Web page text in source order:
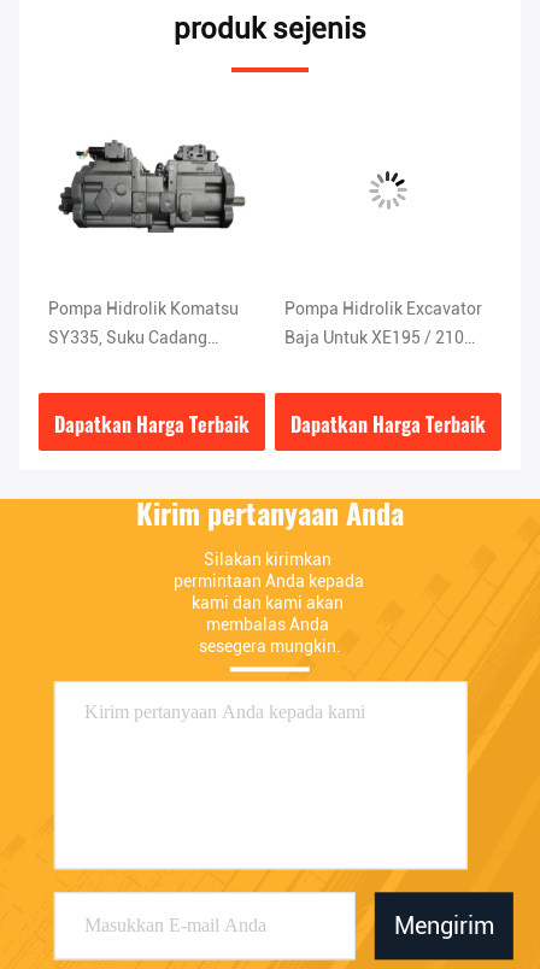
produk sejenis
Pompa Hidrolik Komatsu
SY335, Suku Cadang
K5V200DTH-9N1H
Dapatkan Harga Terbaik
Pompa Hidrolik Excavator
Baja Untuk XE195 / 210
Dapatkan Harga Terbaik
Kirim pertanyaan Anda
Silakan kirimkan
permintaan Anda kepada
kami dan kami akan
membalas Anda
sesegera mungkin.
Mengirim